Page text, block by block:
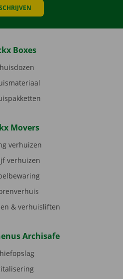
Boxes
Movers
verhuizen
verhuizen
& verhuisliften
Archisafe